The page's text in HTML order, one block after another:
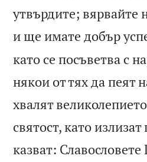
утвърдите; вярвайте
и ще имате добър
като се посъветва с
някои от тях да
хвалят
святост, като
казват: